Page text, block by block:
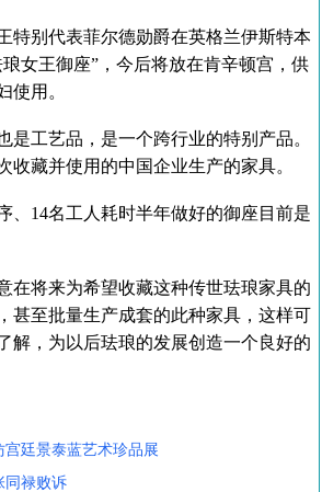
别代表菲尔德勋爵在英格兰伊斯特本
女王御座”，今后将放在肯辛顿宫，供
使用。
工艺品，是一个跨行业的特别产品。
收藏并使用的中国企业生产的家具。
14名工人耗时半年做好的御座目前是
将来为希望收藏这种传世珐琅家具的
甚至批量生产成套的此种家具，这样可
解，为以后珐琅的发展创造一个良好的
廷景泰蓝艺术珍品展
同禄败诉